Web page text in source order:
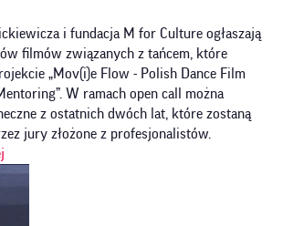
i fundacja M for Culture ogłaszają
filmów związanych z tańcem, które
„Mov(i)e Flow - Polish Dance Film
W ramach open call można
z ostatnich dwóch lat, które zostaną
jury złożone z profesjonalistów.